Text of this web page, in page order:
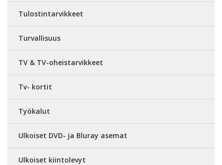
Tulostintarvikkeet
Turvallisuus
TV & TV-oheistarvikkeet
Tv- kortit
Työkalut
Ulkoiset DVD- ja Bluray asemat
Ulkoiset kiintolevyt